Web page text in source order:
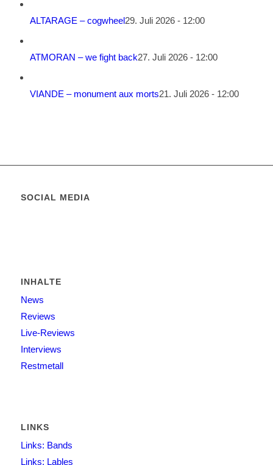
ALTARAGE – cogwheel29. Juli 2026 - 12:00
ATMORAN – we fight back27. Juli 2026 - 12:00
VIANDE – monument aux morts21. Juli 2026 - 12:00
SOCIAL MEDIA
INHALTE
News
Reviews
Live-Reviews
Interviews
Restmetall
LINKS
Links: Bands
Links: Lables